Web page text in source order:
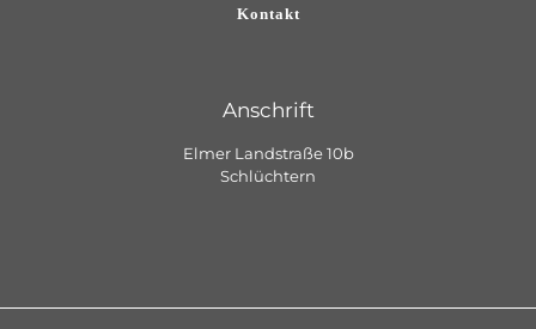
Kontakt
Anschrift
Elmer Landstraße 10b
Schlüchtern